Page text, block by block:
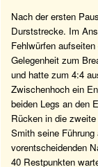
Nach der ersten
Durststrecke. Im
Fehlwürfen
Gelegenheit zum
und hatte zum 4:4
Zwischenhoch ein
beiden Legs an den
Rücken in die
Smith seine
vorentscheidenden
40 Restpunkten